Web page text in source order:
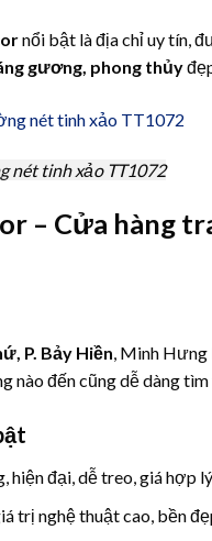
nổi bật là địa chỉ uy tín,
gương, phong thủy
nét tinh xảo TT1072
– Cửa hàng
P. Bảy Hiền, Minh Hưng
nào đến cũng dễ dàng
hiện đại, dễ treo, giá hợp
trị nghệ thuật cao, bền